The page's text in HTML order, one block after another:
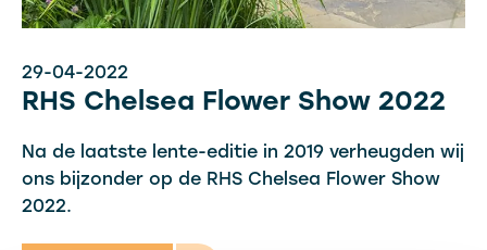
29-04-2022
RHS Chelsea Flower Show 2022
Na de laatste lente-editie in 2019 verheugden wij
ons bijzonder op de RHS Chelsea Flower Show
2022.